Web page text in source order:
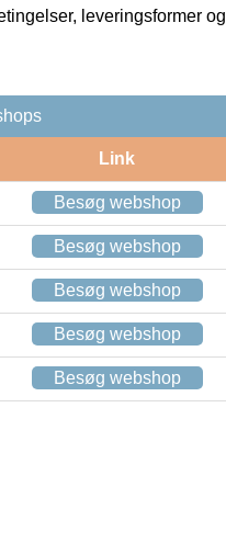
leveringsformer og
Link
Besøg webshop
Besøg webshop
Besøg webshop
Besøg webshop
Besøg webshop